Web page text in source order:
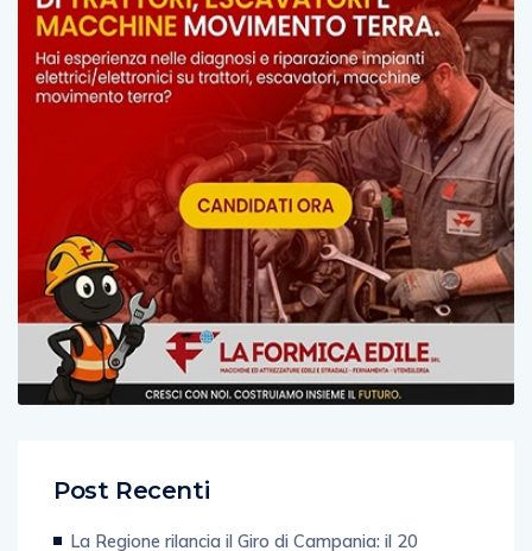
Post Recenti
La Regione rilancia il Giro di Campania: il 20